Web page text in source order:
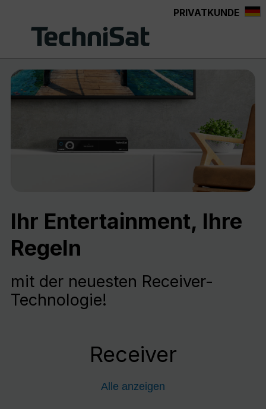
PRIVATKUNDE
Ihr Entertainment, Ihre
Regeln
mit der neuesten Receiver-
Technologie!
Receiver
Alle anzeigen